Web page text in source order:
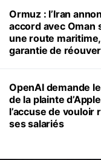
Ormuz : l’Iran
accord avec Oman
une route
garantie de
OpenAI demande
de la plainte
l’accuse de vouloir
ses salariés